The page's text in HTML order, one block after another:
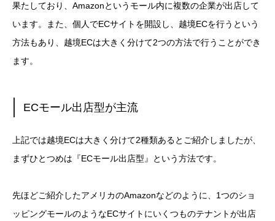
果たしており、Amazonというモール内に複数の企業が出店して
います。
また、個人でECサイトを開設し、越境ECを行うという
方法もあり、越境ECは大きく分けて2つの方法で行うことができ
ます。
ECモール出店型が主流
上記では越境ECは大きく分けて2種類あるとご紹介しましたが、
まずひとつめは『ECモール出店型』という方法です。
先ほどご紹介したアメリカのAmazonなどのように、1つのショ
ッピングモールのようなECサイトにいくつものテナントが出店